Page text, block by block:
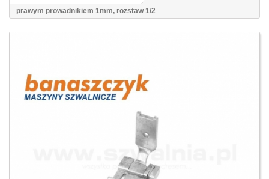
prawym prowadnikiem 1mm, rozstaw 1/2